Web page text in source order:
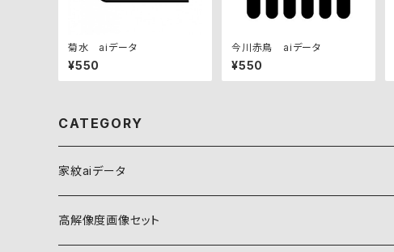
菊水 aiデータ
¥550
今川赤鳥 aiデータ
¥550
CATEGORY
家紋aiデータ
自然紋
高解像度画像セット